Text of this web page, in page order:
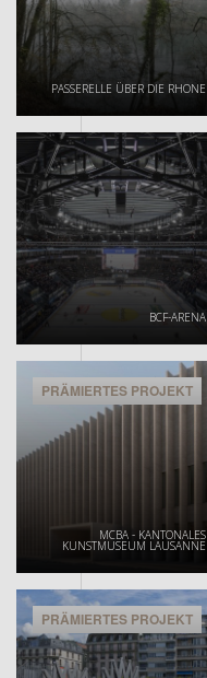
PASSERELLE ÜBER DIE RHONE
BCF-ARENA
PRÄMIERTES PROJEKT
MCBA - KANTONALES
KUNSTMUSEUM LAUSANNE
PRÄMIERTES PROJEKT